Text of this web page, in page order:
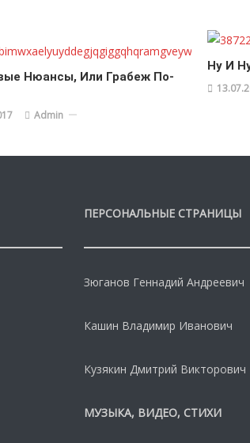
Нюансы, Или Грабеж По-
Admin
Ну И
ПЕРСОНАЛЬНЫЕ СТРАНИЦЫ
Зюганов Геннадий Андреевич
Кашин Владимир Иванович
Кузякин Дмитрий Викторович
МУЗЫКА, ВИДЕО, СТИХИ